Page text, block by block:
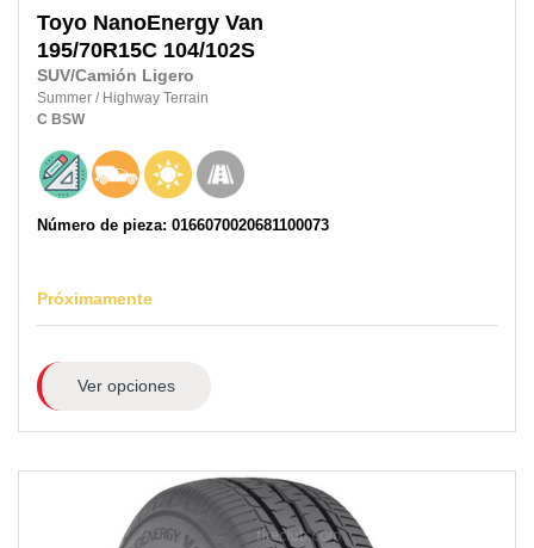
Toyo NanoEnergy Van
195/70R15C 104/102S
SUV/Camión Ligero
Summer / Highway Terrain
C BSW
Número de pieza: 0166070020681100073
Próximamente
Ver opciones